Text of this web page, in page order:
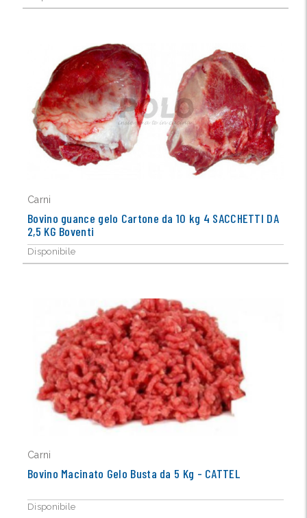
Carni
Bovino guance gelo Cartone da 10 kg 4 SACCHETTI DA
2,5 KG Boventi
Disponibile
Carni
Bovino Macinato Gelo Busta da 5 Kg - CATTEL
Disponibile